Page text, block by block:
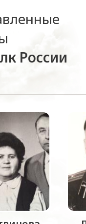
России